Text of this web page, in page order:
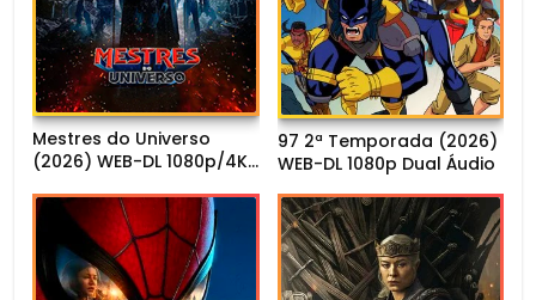
Mestres do Universo
(2026) WEB-DL 1080p/4K
97 2ª Temporada (2026)
WEB-DL 1080p Dual Áudio